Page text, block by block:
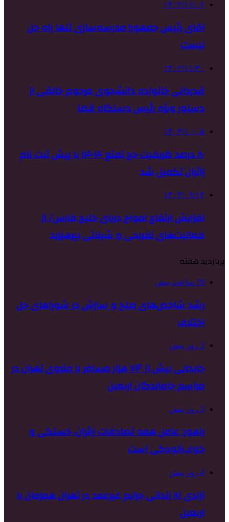
۱۴۰۲/۱۱/۰۶
آقای رئیس جمهور! مدرسه‌سازی تنها راه‌ حل
نیست
۱۴۰۲/۱۱/۳۰
قدردانی خانواده دانشجوی مرحوم خالقی از
دستور ویژه رئیس دستگاه قضا
۱۴۰۳/۱۰/۰۵
۸۰ درصد ظریفیت حج تمتع ۱۴۰۴ با پیش ثبت نام
زائران تکمیل شد
۱۴۰۳/۰۹/۱۴
افزایش ارتفاع امواج دریای خلیج فارس/ از
فعالیت‌های تفریحی و شیلاتی بپرهیزید
پربازدید هفته
19 ساعت پیش
رشد شاخص‌های صلح و سازش در شوراهای حل
اختلاف
2 روز پیش
جابجایی بیش از ۷۱۶ هزار مسافر با متروی تهران در
مراسم جاماندگان اربعین
3 روز پیش
راهور: عامل همه تصادفات زائران، خستگی و
خواب‌آلودگی است
4 روز پیش
آزادی ۸۱ زندانی جرایم غیرعمد در تهران همزمان با
اربعین